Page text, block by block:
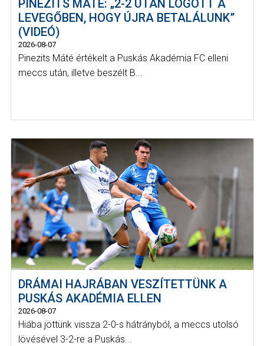
PINEZITS MÁTÉ: „2-2 UTÁN LÓGOTT A
LEVEGŐBEN, HOGY ÚJRA BETALÁLUNK”
(VIDEÓ)
2026-08-07
Pinezits Máté értékelt a Puskás Akadémia FC elleni
meccs után, illetve beszélt B...
DRÁMAI HAJRÁBAN VESZÍTETTÜNK A
PUSKÁS AKADÉMIA ELLEN
2026-08-07
Hiába jöttünk vissza 2-0-s hátrányból, a meccs utolsó
lövésével 3-2-re a Puskás...